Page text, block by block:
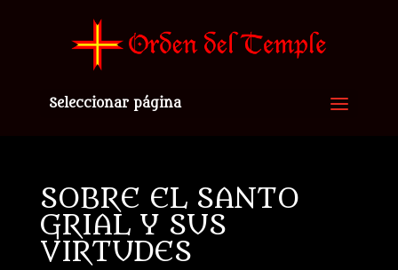
Seleccionar página
SOBRE EL SANTO
GRIAL Y SUS
VIRTUDES